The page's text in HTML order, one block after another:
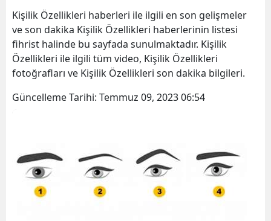
Kişilik Özellikleri haberleri ile ilgili en son gelişmeler
ve son dakika Kişilik Özellikleri haberlerinin listesi
fihrist halinde bu sayfada sunulmaktadır. Kişilik
Özellikleri ile ilgili tüm video, Kişilik Özellikleri
fotoğrafları ve Kişilik Özellikleri son dakika bilgileri.
Güncelleme Tarihi: Temmuz 09, 2023 06:54